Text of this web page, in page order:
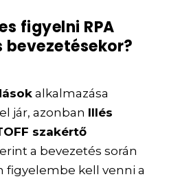
figyelni RPA
alkalmazása
jár, azonban Illés
szakértő
a bevezetés során
kell venni a